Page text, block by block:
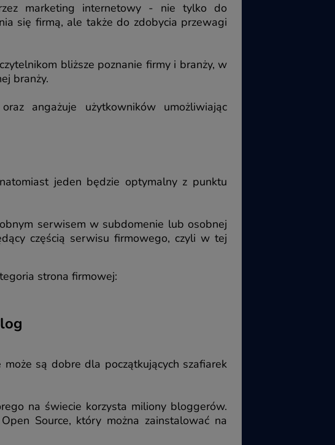
marketing internetowy - nie tylko do
się firmą, ale także do zdobycia przewagi
bliższe poznanie firmy i branży, w
branży.
angażuje użytkowników umożliwiając
jeden będzie optymalny z punktu
serwisem w subdomenie lub osobnej
częścią serwisu firmowego, czyli w tej
strona firmowej:
są dobre dla początkujących szafiarek
na świecie korzysta miliony bloggerów.
Source, który można zainstalować na